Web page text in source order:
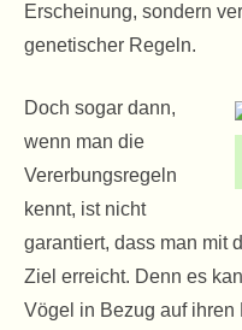
Erscheinung, sondern
genetischer Regeln.
Doch sogar dann,
wenn man die
Vererbungsregeln
kennt, ist nicht
garantiert, dass man mit
Ziel erreicht. Denn es
Vögel in Bezug auf ihren